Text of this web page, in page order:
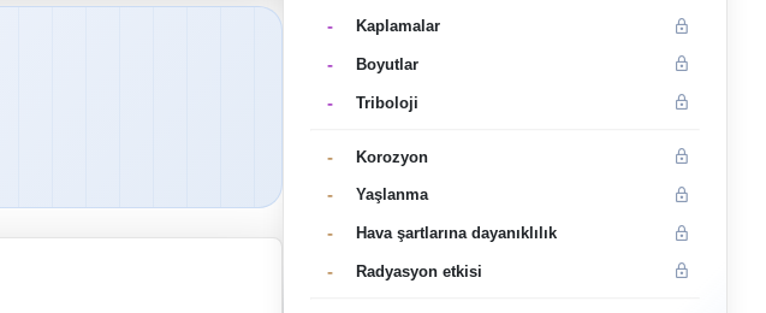
- Kaplamalar
- Boyutlar
- Triboloji
- Korozyon
- Yaşlanma
- Hava şartlarına dayanıklılık
- Radyasyon etkisi